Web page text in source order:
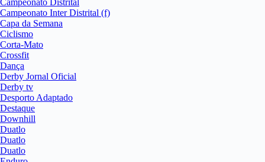
Campeonato Distrital
Campeonato Inter Distrital (f)
Capa da Semana
Ciclismo
Corta-Mato
Crossfit
Dança
Derby Jornal Oficial
Derby tv
Desporto Adaptado
Destaque
Downhill
Duatlo
Duatlo
Duatlo